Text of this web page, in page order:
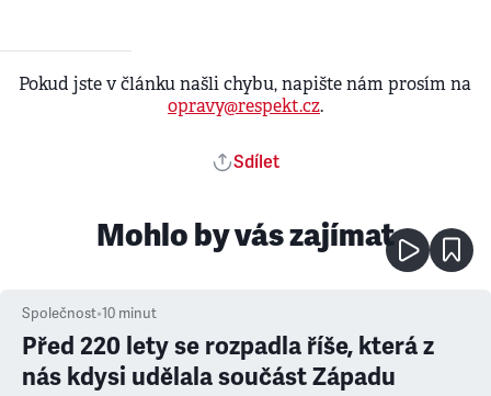
Pokud jste v článku našli chybu, napište nám prosím na
opravy@respekt.cz.
Sdílet
Mohlo by vás zajímat
Společnost•10 minut
Před 220 lety se rozpadla říše, která z
nás kdysi udělala součást Západu